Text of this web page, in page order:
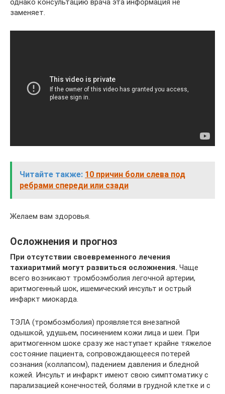
однако консультацию врача эта информация не
заменяет.
Читайте также: 10 причин боли слева под
ребрами спереди или сзади
Желаем вам здоровья.
Осложнения и прогноз
При отсутствии своевременного лечения
тахиаритмий могут развиться осложнения. Чаще
всего возникают тромбоэмболия легочной артерии,
аритмогенный шок, ишемический инсульт и острый
инфаркт миокарда.
ТЭЛА (тромбоэмболия) проявляется внезапной
одышкой, удушьем, посинением кожи лица и шеи. При
аритмогенном шоке сразу же наступает крайне тяжелое
состояние пациента, сопровождающееся потерей
сознания (коллапсом), падением давления и бледной
кожей. Инсульт и инфаркт имеют свою симптоматику с
парализацией конечностей, болями в грудной клетке и с